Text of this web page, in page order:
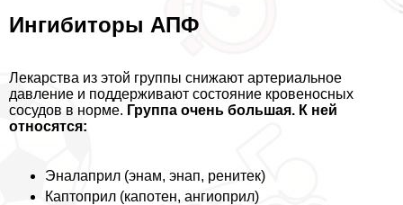
Ингибиторы АПФ
Лекарства из этой группы снижают артериальное
давление и поддерживают состояние кровеносных
сосудов в норме. Группа очень большая. К ней
относятся:
Эналаприл (энам, энап, ренитек)
Каптоприл (капотен, ангиоприл)